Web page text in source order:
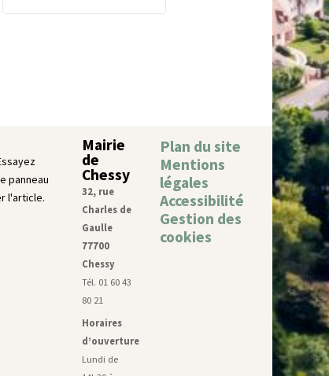
panneau
l'article.
Mairie
de
Chessy
32, rue
Charles de
Gaulle
77700
Chessy
Tél. 01 60 43
80 21
Horaires
d’ouverture
Lundi de
Plan du site
Mentions
légales
Accessibilité
Gestion des
cookies